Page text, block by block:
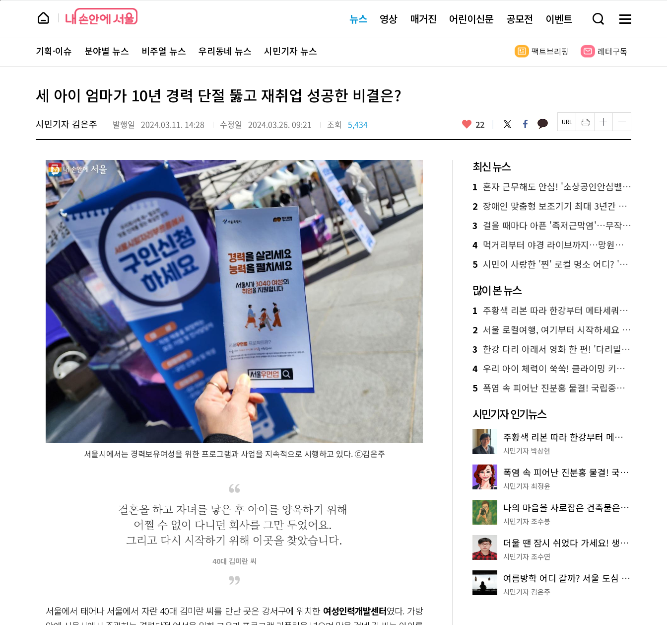
본
뉴
스 요뉴스 영상 매거진 어린이신문 공모전 이벤트 검
창
기
메
전
보
뉴
스
주
서
바
로
기획·이슈 분야별 뉴스 비주얼 뉴스 우리동네 뉴스 시민기자 뉴스 팩트브리핑 레터구독
세 아이 엄마가 10년 경력 단절 뚫고 재취업 성공한 비결은?
시민기자 김은주 발행일 2024.03.11. 14:28 수정일 2024.03.26. 09:21 조회 5,434 좋
요
22 트
위
터
페
이
스
카
카 페
이
지
인
쇄
하
글
자
크
하
기
글
자
크
하
기
서울시에서는 경력보유여성을 위한 프로그램과 사업을 지속적으로 시행하고 있다. Ⓒ김은주
결혼을 하고 자녀를 낳은 후 아이를 양육하기 위해
어쩔 수 없이 다니던 회사를 그만 두었어요.
그리고 다시 시작하기 위해 이곳을 찾았습니다.
40대 김미란 씨
서울에서 태어나 서울에서 자란 40대 김미란 씨를 만난 곳은 강서구에 위치한 여성인력개발센터였다. 가방
최신 뉴스
1 혼자 근무해도 안심! '소상공인안심벨' 신청하세요
2 장애인 맞춤형 보조기기 최대 3년간 무상 대여…삶의 질 높인다
3 걸을 때마다 아픈 '족저근막염'…무작정 참지 말고 '이것' 해보세요!
4 먹거리부터 야경 라이브까지…망원한강공원 알짜 코스
5 시민이 사랑한 '찐' 로컬 명소 어디? '서울에디션25' 추천 코스
많이 본 뉴스
1 주황색 리본 따라 한강부터 메타세쿼이아 숲길까지…서울둘레길 15코스
2 서울 로컬여행, 여기부터 시작하세요 '서울에디션25'
3 한강 다리 아래서 영화 한 편! '다리밑 영화관' 무료 상영
4 우리 아이 체력이 쑥쑥! 클라이밍 키즈카페·어린이 체력장
5 폭염 속 피어난 진분홍 물결! 국립중앙박물관 배롱나무 명소
시민기자 인기뉴스
주황색 리본 따라 한강부터 메타세쿼이아 숲길까지…서울둘레길 15코스
시민기자 박상현
폭염 속 피어난 진분홍 물결! 국립중앙박물관 배롱나무 명소
시민기자 최정윤
나의 마음을 사로잡은 건축물은? '서울시 건축상' 수상작 공개!
시민기자 조수봉
더울 땐 잠시 쉬었다 가세요! 생수 냉장고부터 해피소·무더위쉼터까지
시민기자 조수연
여름방학 어디 갈까? 서울 도심 무료 실내 여행 코스 추천
시민기자 김은주
페